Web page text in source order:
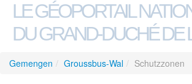
LE GÉOPORTAIL
DU GRAND-DUCHÉ DE
Gemengen / Groussbus-Wal / Schutzzonen